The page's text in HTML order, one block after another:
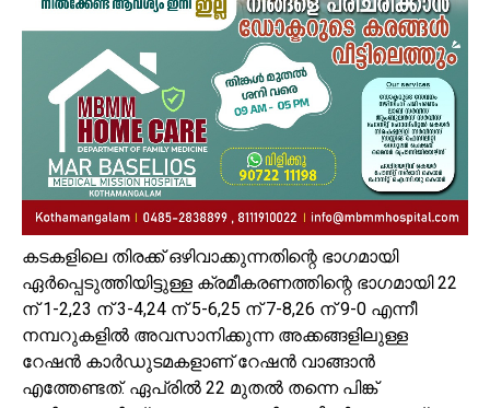
കടകളിലെ തിരക്ക് ഒഴിവാക്കുന്നതിന്റെ ഭാഗമായി
ഏർപ്പെടുത്തിയിട്ടുള്ള ക്രമീകരണത്തിന്റെ ഭാഗമായി 22
ന് 1-2,23 ന് 3-4,24 ന് 5-6,25 ന് 7-8,26 ന് 9-0 എന്നീ
നമ്പറുകളിൽ അവസാനിക്കുന്ന അക്കങ്ങളിലുള്ള
റേഷൻ കാർഡുടമകളാണ് റേഷൻ വാങ്ങാൻ
എത്തേണ്ടത്. ഏപ്രിൽ 22 മുതൽ തന്നെ പിങ്ക്